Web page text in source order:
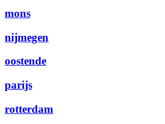
mons
nijmegen
oostende
parijs
rotterdam